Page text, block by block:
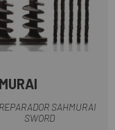
SAHMURAI
SWORD